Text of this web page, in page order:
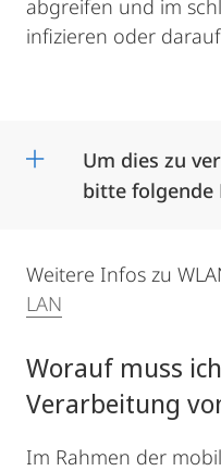
abgreifen und im
infizieren oder
Um dies zu
bitte folgende
Weitere Infos zu
LAN
Worauf muss
Verarbeitung
Im Rahmen der